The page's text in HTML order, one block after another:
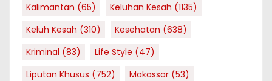
Kalimantan (65) Keluhan Kesah (1135)
Keluh Kesah (310) Kesehatan (638)
Kriminal (83) Life Style (47)
Liputan Khusus (752) Makassar (53)